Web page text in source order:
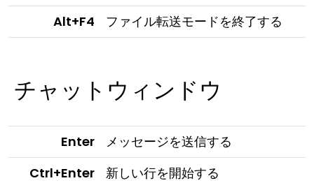
Alt+F4
ファイル転送モードを終了する
チャットウィンドウ
Enter
メッセージを送信する
Ctrl+Enter
新しい行を開始する